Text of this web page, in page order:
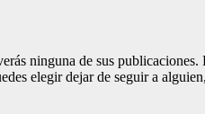
ninguna de sus
elegir dejar de seguir a